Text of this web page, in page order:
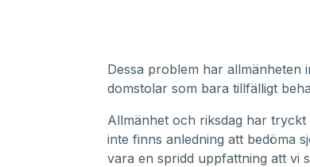
Dessa problem har allmänheten
domstolar som bara tillfälligt
Allmänhet och riksdag har
inte finns anledning att bedöma
vara en spridd uppfattning att vi